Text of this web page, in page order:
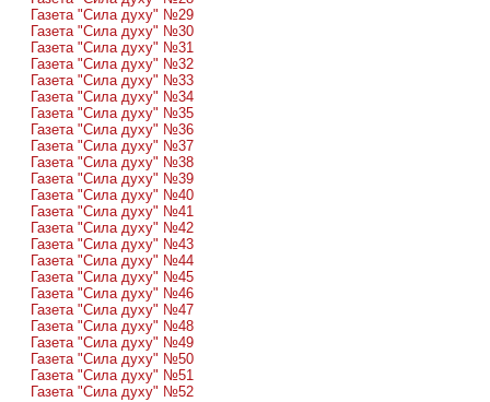
Газета "Сила духу" №29
Газета "Сила духу" №30
Газета "Сила духу" №31
Газета "Сила духу" №32
Газета "Сила духу" №33
Газета "Сила духу" №34
Газета "Сила духу" №35
Газета "Сила духу" №36
Газета "Сила духу" №37
Газета "Сила духу" №38
Газета "Сила духу" №39
Газета "Сила духу" №40
Газета "Сила духу" №41
Газета "Сила духу" №42
Газета "Сила духу" №43
Газета "Сила духу" №44
Газета "Сила духу" №45
Газета "Сила духу" №46
Газета "Сила духу" №47
Газета "Сила духу" №48
Газета "Сила духу" №49
Газета "Сила духу" №50
Газета "Сила духу" №51
Газета "Сила духу" №52